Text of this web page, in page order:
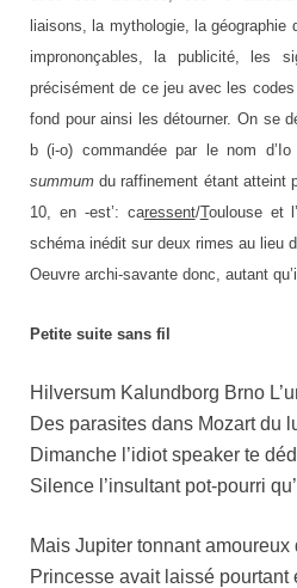
liaisons, la mythologie, la géographie
imprononçables, la publicité, les
précisément de ce jeu avec les
fond pour ainsi les détourner. On se
b (i-o) commandée par le nom
summum du raffinement étant atteint
10, en -est’: caressent/Toulouse et
schéma inédit sur deux rimes au lieu
Oeuvre archi-savante donc, autant
Petite suite sans fil
Hilversum Kalundborg Brno
Des parasites dans Mozart du
Dimanche l’idiot speaker te
Silence l’insultant pot-pourri
Mais Jupiter tonnant amoureux
Princesse avait laissé pourtant